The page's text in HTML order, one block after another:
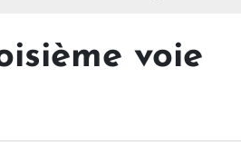
voie